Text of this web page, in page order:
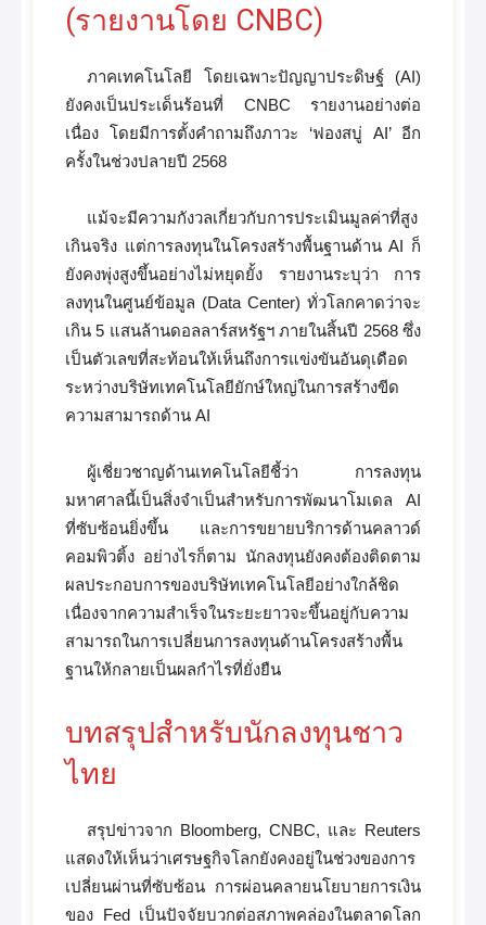
(รายงานโดย CNBC)
ภาคเทคโนโลยี โดยเฉพาะปัญญาประดิษฐ์ (AI)
ยังคงเป็นประเด็นร้อนที่ CNBC รายงานอย่างต่อ
เนื่อง โดยมีการตั้งคำถามถึงภาวะ ‘ฟองสบู่ AI’ อีก
ครั้งในช่วงปลายปี 2568
แม้จะมีความกังวลเกี่ยวกับการประเมินมูลค่าที่สูง
เกินจริง แต่การลงทุนในโครงสร้างพื้นฐานด้าน AI ก็
ยังคงพุ่งสูงขึ้นอย่างไม่หยุดยั้ง รายงานระบุว่า การ
ลงทุนในศูนย์ข้อมูล (Data Center) ทั่วโลกคาดว่าจะ
เกิน 5 แสนล้านดอลลาร์สหรัฐฯ ภายในสิ้นปี 2568 ซึ่ง
เป็นตัวเลขที่สะท้อนให้เห็นถึงการแข่งขันอันดุเดือด
ระหว่างบริษัทเทคโนโลยียักษ์ใหญ่ในการสร้างขีด
ความสามารถด้าน AI
ผู้เชี่ยวชาญด้านเทคโนโลยีชี้ว่า การลงทุน
มหาศาลนี้เป็นสิ่งจำเป็นสำหรับการพัฒนาโมเดล AI
ที่ซับซ้อนยิ่งขึ้น และการขยายบริการด้านคลาวด์
คอมพิวติ้ง อย่างไรก็ตาม นักลงทุนยังคงต้องติดตาม
ผลประกอบการของบริษัทเทคโนโลยีอย่างใกล้ชิด
เนื่องจากความสำเร็จในระยะยาวจะขึ้นอยู่กับความ
สามารถในการเปลี่ยนการลงทุนด้านโครงสร้างพื้น
ฐานให้กลายเป็นผลกำไรที่ยั่งยืน
บทสรุปสำหรับนักลงทุนชาว
ไทย
สรุปข่าวจาก Bloomberg, CNBC, และ Reuters
แสดงให้เห็นว่าเศรษฐกิจโลกยังคงอยู่ในช่วงของการ
เปลี่ยนผ่านที่ซับซ้อน การผ่อนคลายนโยบายการเงิน
ของ Fed เป็นปัจจัยบวกต่อสภาพคล่องในตลาดโลก